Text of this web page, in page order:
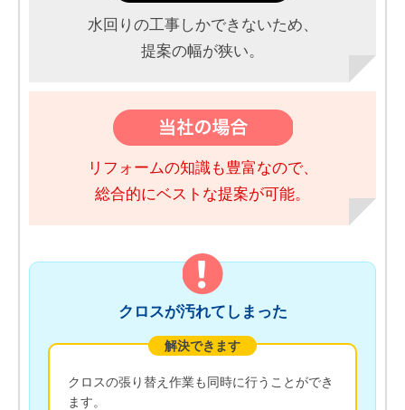
水回りの工事しかできないため、
提案の幅が狭い。
リフォームの知識も豊富なので、
総合的にベストな提案が可能。
クロスが汚れてしまった
解決できます
クロスの張り替え作業も同時に行うことができ
ます。